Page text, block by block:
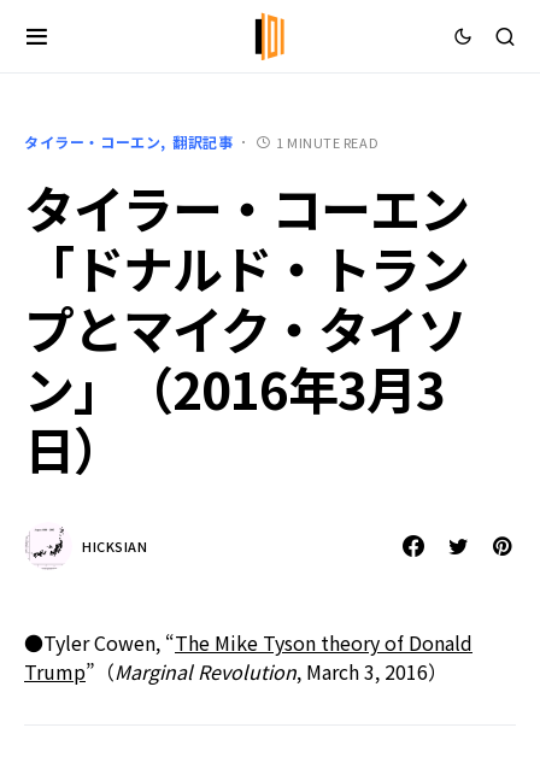
タイラー・コーエン 翻訳記事 1 MINUTE READ
タイラー・コーエン
「ドナルド・トラン
プとマイク・タイソ
ン」（2016年3月3
日）
HICKSIAN
●Tyler Cowen, “The Mike Tyson theory of Donald
Trump”（Marginal Revolution, March 3, 2016）